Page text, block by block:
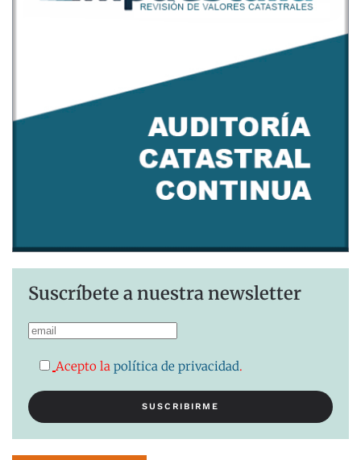
Suscríbete a nuestra newsletter
Acepto la política de privacidad.